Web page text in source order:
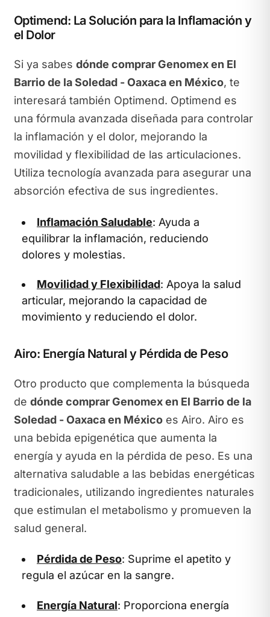
Optimend: La Solución para la Inflamación y
el Dolor
Si ya sabes dónde comprar Genomex en El
Barrio de la Soledad - Oaxaca en México, te
interesará también Optimend. Optimend es
una fórmula avanzada diseñada para controlar
la inflamación y el dolor, mejorando la
movilidad y flexibilidad de las articulaciones.
Utiliza tecnología avanzada para asegurar una
absorción efectiva de sus ingredientes.
Inflamación Saludable: Ayuda a
equilibrar la inflamación, reduciendo
dolores y molestias.
Movilidad y Flexibilidad: Apoya la salud
articular, mejorando la capacidad de
movimiento y reduciendo el dolor.
Airo: Energía Natural y Pérdida de Peso
Otro producto que complementa la búsqueda
de dónde comprar Genomex en El Barrio de la
Soledad - Oaxaca en Méxicoes Airo. Airo es
una bebida epigenética que aumenta la
energía y ayuda en la pérdida de peso. Es una
alternativa saludable a las bebidas energéticas
tradicionales, utilizando ingredientes naturales
que estimulan el metabolismo y promueven la
salud general.
Pérdida de Peso: Suprime el apetito y
regula el azúcar en la sangre.
Energía Natural: Proporciona energía